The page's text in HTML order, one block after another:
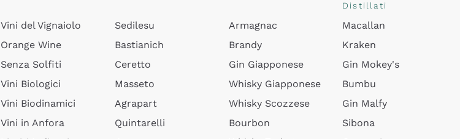
Vini del Vignaiolo
Orange Wine
Senza Solfiti
Vini Biologici
Vini Biodinamici
Vini in Anfora
Sedilesu
Bastianich
Ceretto
Masseto
Agrapart
Quintarelli
Armagnac
Brandy
Gin Giapponese
Whisky Giapponese
Whisky Scozzese
Bourbon
Distillati
Macallan
Kraken
Gin Mokey's
Bumbu
Gin Malfy
Sibona